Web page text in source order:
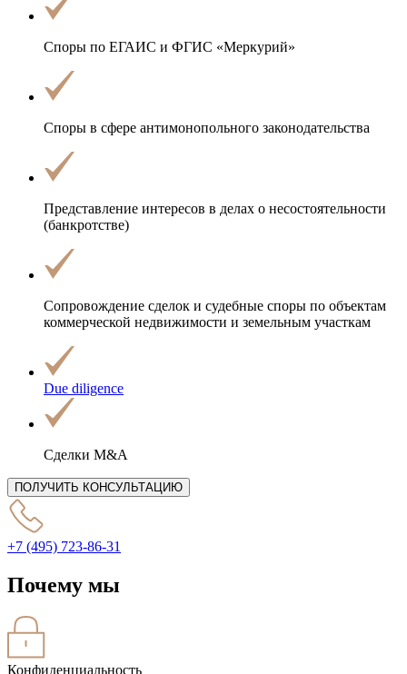
Споры по ЕГАИС и ФГИС «Меркурий»
Споры в сфере антимонопольного законодательства
Представление интересов в делах о несостоятельности
(банкротстве)
Сопровождение сделок и судебные споры по объектам
коммерческой недвижимости и земельным участкам
Due diligence
Сделки М&A
ПОЛУЧИТЬ КОНСУЛЬТАЦИЮ
+7 (495) 723-86-31
Почему мы
Конфиденциальность